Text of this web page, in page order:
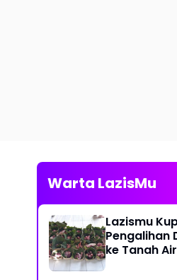
Warta LazisMu
Lazismu
Pengalihan
ke Tanah